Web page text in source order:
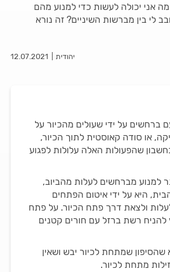
אני יכולה לעשות כדי למנוע מהם
לי בין מברשות השיניים? זה נורא
יהודית 12.07.2021
על ידי שעולים מהכיור על
או סודה קאוסטית לתוך הכיור,
שהפעולות האלה עלולות לפגוע
למנוע מברחשים לעלות מהביוב,
היא על ידי איטום הפתחים
ולצאת דרך פתח הכיור. על פתח
להניח רשת ברזל עם חורים קטנים
שהסיפון שמתחת לכיור יבש ושאין
מתחת לכיור.